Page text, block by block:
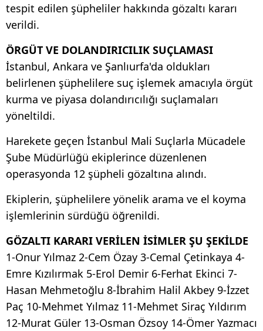
tespit edilen şüpheliler hakkında gözaltı kararı
verildi.
ÖRGÜT VE DOLANDIRICILIK SUÇLAMASI
İstanbul, Ankara ve Şanlıurfa'da oldukları
belirlenen şüphelilere suç işlemek amacıyla örgüt
kurma ve piyasa dolandırıcılığı suçlamaları
yöneltildi.
Harekete geçen İstanbul Mali Suçlarla Mücadele
Şube Müdürlüğü ekiplerince düzenlenen
operasyonda 12 şüpheli gözaltına alındı.
Ekiplerin, şüphelilere yönelik arama ve el koyma
işlemlerinin sürdüğü öğrenildi.
GÖZALTI KARARI VERİLEN İSİMLER ŞU ŞEKİLDE
1-Onur Yılmaz 2-Cem Özay 3-Cemal Çetinkaya 4-
Emre Kızılırmak 5-Erol Demir 6-Ferhat Ekinci 7-
Hasan Mehmetoğlu 8-İbrahim Halil Akbey 9-İzzet
Paç 10-Mehmet Yılmaz 11-Mehmet Siraç Yıldırım
12-Murat Güler 13-Osman Özsoy 14-Ömer Yazmacı